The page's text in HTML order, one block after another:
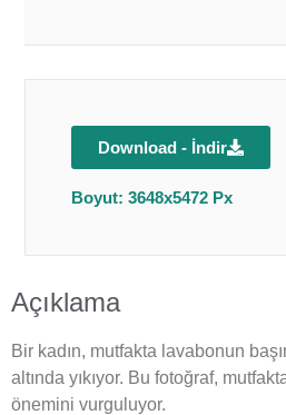
Download - İndir
Boyut: 3648x5472 Px
Açıklama
Bir kadın, mutfakta lavabonun
altında yıkıyor. Bu fotoğraf,
önemini vurguluyor.